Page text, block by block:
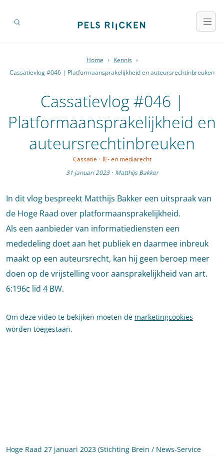
Home › Kennis ›
Cassatievlog #046 | Platformaansprakelijkheid en auteursrechtinbreuken
Cassatievlog #046 |
Platformaansprakelijkheid en
auteursrechtinbreuken
Cassatie · IE- en mediarecht
31 januari 2023 · Matthijs Bakker
In dit vlog bespreekt Matthijs Bakker een uitspraak van
de Hoge Raad over platformaansprakelijkheid.
Als een aanbieder van informatiediensten een
mededeling doet aan het publiek en daarmee inbreuk
maakt op een auteursrecht, kan hij geen beroep meer
doen op de vrijstelling voor aansprakelijkheid van art.
6:196c lid 4 BW.
Om deze video te bekijken moeten de marketingcookies
worden toegestaan.
Hoge Raad 27 januari 2023 (Stichting Brein / News-Service